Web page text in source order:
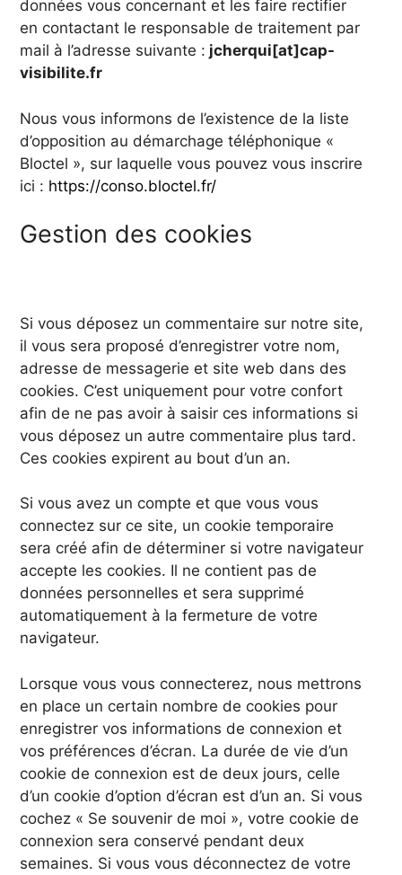
données vous concernant et les faire rectifier
en contactant le responsable de traitement par
mail à l’adresse suivante : jcherqui[at]cap-
visibilite.fr
Nous vous informons de l’existence de la liste
d’opposition au démarchage téléphonique «
Bloctel », sur laquelle vous pouvez vous inscrire
ici : https://conso.bloctel.fr/
Gestion des cookies
Si vous déposez un commentaire sur notre site,
il vous sera proposé d’enregistrer votre nom,
adresse de messagerie et site web dans des
cookies. C’est uniquement pour votre confort
afin de ne pas avoir à saisir ces informations si
vous déposez un autre commentaire plus tard.
Ces cookies expirent au bout d’un an.
Si vous avez un compte et que vous vous
connectez sur ce site, un cookie temporaire
sera créé afin de déterminer si votre navigateur
accepte les cookies. Il ne contient pas de
données personnelles et sera supprimé
automatiquement à la fermeture de votre
navigateur.
Lorsque vous vous connecterez, nous mettrons
en place un certain nombre de cookies pour
enregistrer vos informations de connexion et
vos préférences d’écran. La durée de vie d’un
cookie de connexion est de deux jours, celle
d’un cookie d’option d’écran est d’un an. Si vous
cochez « Se souvenir de moi », votre cookie de
connexion sera conservé pendant deux
semaines. Si vous vous déconnectez de votre